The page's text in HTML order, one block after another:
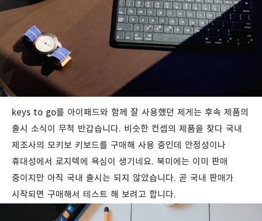
keys to go를 아이패드와 함께 잘 사용했던 제게는 후속 제품의
출시 소식이 무척 반갑습니다. 비슷한 컨셉의 제품을 찾다 국내
제조사의 모키보 키보드를 구매해 사용 중인데 안정성이나
휴대성에서 로지텍에 욕심이 생기네요. 북미에는 이미 판매
중이지만 아직 국내 출시는 되지 않았습니다. 곧 국내 판매가
시작되면 구매해서 테스트 해 보려고 합니다.